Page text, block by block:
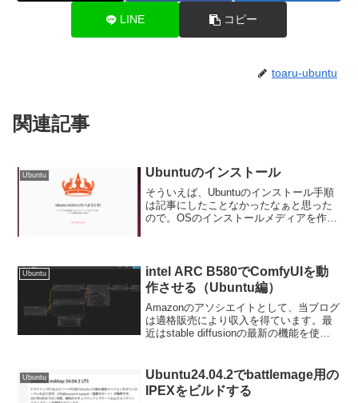
LINE コピー
toaru-ubuntu
関連記事
Ubuntu Ubuntuのインストール
そういえば、Ubuntuのインストール手順
は記事にしたことなかったなぁと思った
ので。OSのインストールメディアを作る
ます...
Ubuntu
intel ARC B580でComfyUIを動
作させる（Ubuntu編）
Amazonのアソシエイトとして、当ブログ
は適格販売により収入を得ています。最
近はstable diffusionの最新の機能を使お
ます。自分はあまり画像生成や動画生...
Ubuntu
Ubuntu24.04.2でbattlemage用の
IPEXをビルドする